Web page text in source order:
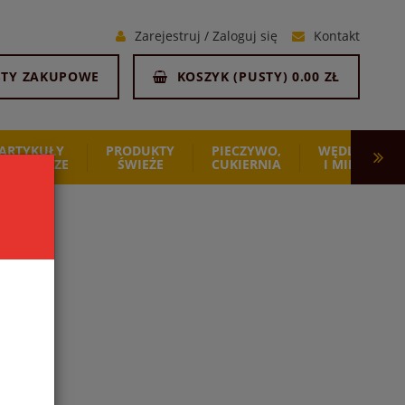
Zarejestruj / Zaloguj się Kontakt
ZAKUPOWE KOSZYK (PUSTY)0.00 ZŁ
SPOŻYWCZE
PRODUKTY
ŚWIEŻE
PIECZYWO,
CUKIERNIA
WĘDLINY
I MIĘSO